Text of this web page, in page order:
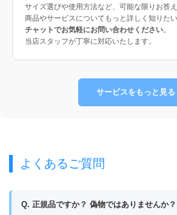
サイズ選びや使用方法など、可能な限りお答え
商品やサービスについてもっと詳しく知りたい
チャットでお気軽にお問い合わせください。
当店スタッフが丁寧に対応いたします。
サービスをもっと見る
よくあるご質問
Q. 正規品ですか？ 偽物ではありませんか？